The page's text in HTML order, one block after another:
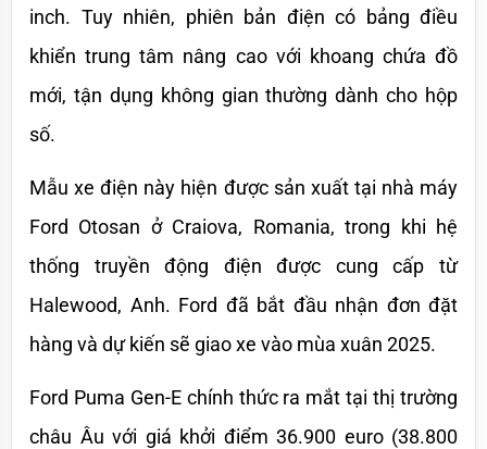
inch. Tuy nhiên, phiên bản điện có bảng điều
khiển trung tâm nâng cao với khoang chứa đồ
mới, tận dụng không gian thường dành cho hộp
số.
Mẫu xe điện này hiện được sản xuất tại nhà máy
Ford Otosan ở Craiova, Romania, trong khi hệ
thống truyền động điện được cung cấp từ
Halewood, Anh. Ford đã bắt đầu nhận đơn đặt
hàng và dự kiến sẽ giao xe vào mùa xuân 2025.
Ford Puma Gen-E chính thức ra mắt tại thị trường
châu Âu với giá khởi điểm 36.900 euro (38.800